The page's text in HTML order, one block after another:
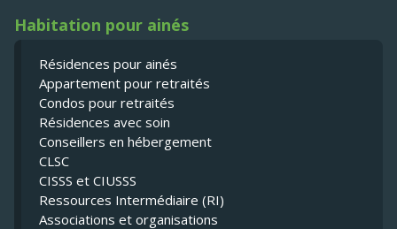
Habitation pour ainés
Résidences pour ainés
Appartement pour retraités
Condos pour retraités
Résidences avec soin
Conseillers en hébergement
CLSC
CISSS et CIUSSS
Ressources Intermédiaire (RI)
Associations et organisations